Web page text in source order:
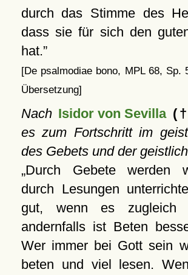
durch das Stimme des
dass sie für sich den
hat.
[De psalmodiae bono, MPL 68, Sp.
Übersetzung]
Nach Isidor von Sevilla(†
es zum Fortschritt im
des Gebets und der
Durch Gebete werden
durch Lesungen
gut, wenn es zugleich
andernfalls ist Beten
Wer immer bei Gott sein
beten und viel lesen.